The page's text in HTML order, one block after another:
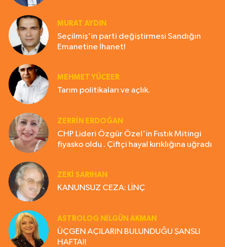
MURAT AYDIN
Seçilmiş'in parti değiştirmesi Sandığın
Emanetine İhanet!
MEHMET YÜCEER
Tarım politikaları ve açlık.
ZERRIN ERDOĞAN
CHP Lideri Özgür Özel'in Fıstık Mitingi
fiyasko oldu . Çiftçi hayal kırıklığına uğradı
ZEKI SARIHAN
KANUNSUZ CEZA: LİNÇ
ASTROLOG NILGÜN AKMAN
ÜÇGEN AÇILARIN BULUNDUĞU ŞANSLI
HAFTA!!